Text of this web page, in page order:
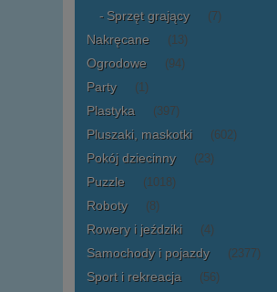
Sprzęt grający (7)
Nakręcane (13)
Ogrodowe (94)
Party (1)
Plastyka (397)
Pluszaki, maskotki (602)
Pokój dziecinny (23)
Puzzle (1018)
Roboty (8)
Rowery i jeździki (4)
Samochody i pojazdy (2377)
Sport i rekreacja (56)